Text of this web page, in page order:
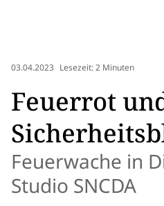
03.04.2023 Lesezeit: 2 Minuten
Feuerrot
Feuerwache in
Studio SNCDA